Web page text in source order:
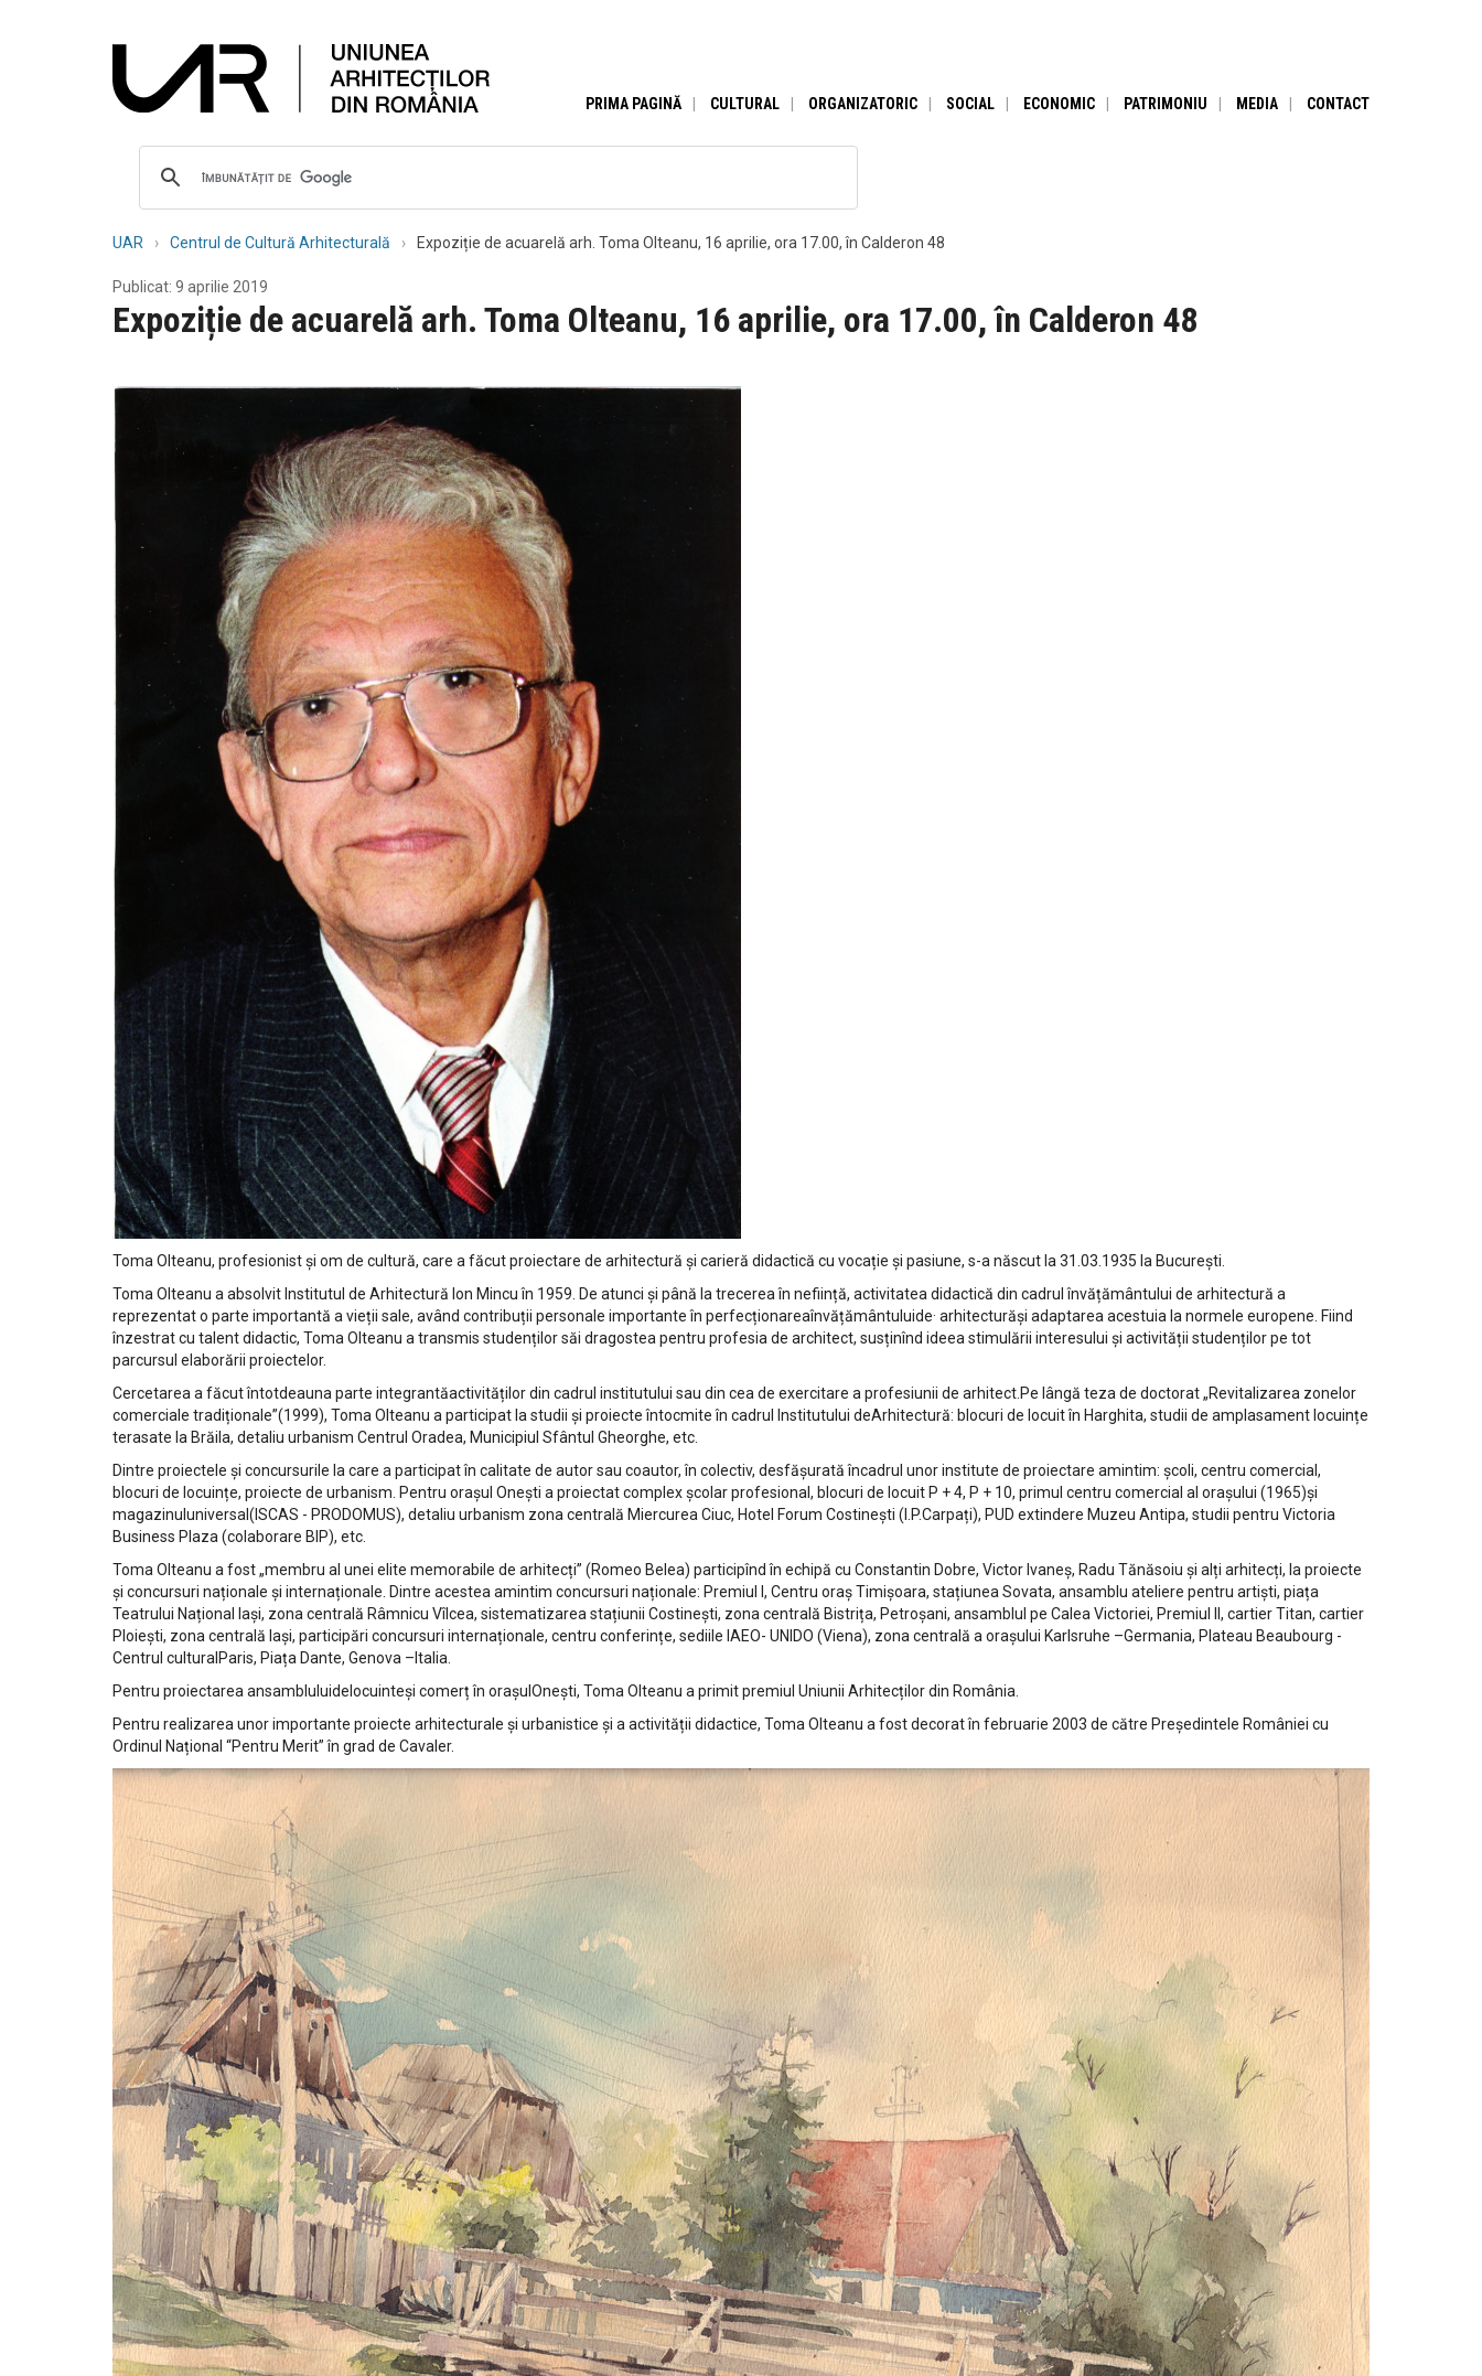
PRIMA PAGINĂ CULTURAL ORGANIZATORIC SOCIAL ECONOMIC PATRIMONIU MEDIA CONTACT
UAR Centrul de Cultură Arhitecturală Expoziție de acuarelă arh. Toma Olteanu, 16 aprilie, ora 17.00, în Calderon 48
Publicat: 9 aprilie 2019
Expoziție de acuarelă arh. Toma Olteanu, 16 aprilie, ora 17.00, în Calderon 48
Toma Olteanu, profesionist și om de cultură, care a făcut proiectare de arhitectură și carieră didactică cu vocație și pasiune, s-a născut la 31.03.1935 la București.
Toma Olteanu a absolvit Institutul de Arhitectură Ion Mincu în 1959. De atunci și până la trecerea în neființă, activitatea didactică din cadrul învățământului de arhitectură a
reprezentat o parte importantă a vieții sale, având contribuții personale importante în perfecționareaînvățământuluide· arhitecturăși adaptarea acestuia la normele europene. Fiind
înzestrat cu talent didactic, Toma Olteanu a transmis studenților săi dragostea pentru profesia de architect, susținînd ideea stimulării interesului și activității studenților pe tot
parcursul elaborării proiectelor.
Cercetarea a făcut întotdeauna parte integrantăactivităților din cadrul institutului sau din cea de exercitare a profesiunii de arhitect.Pe lângă teza de doctorat „Revitalizarea zonelor
comerciale tradiționale”(1999), Toma Olteanu a participat la studii și proiecte întocmite în cadrul Institutului deArhitectură: blocuri de locuit în Harghita, studii de amplasament locuințe
terasate la Brăila, detaliu urbanism Centrul Oradea, Municipiul Sfântul Gheorghe, etc.
Dintre proiectele și concursurile la care a participat în calitate de autor sau coautor, în colectiv, desfășurată încadrul unor institute de proiectare amintim: școli, centru comercial,
blocuri de locuințe, proiecte de urbanism. Pentru orașul Onești a proiectat complex școlar profesional, blocuri de locuit P + 4, P + 10, primul centru comercial al orașului (1965)și
magazinuluniversal(ISCAS - PRODOMUS), detaliu urbanism zona centrală Miercurea Ciuc, Hotel Forum Costinești (I.P.Carpați), PUD extindere Muzeu Antipa, studii pentru Victoria
Business Plaza (colaborare BIP), etc.
Toma Olteanu a fost „membru al unei elite memorabile de arhitecți” (Romeo Belea) participînd în echipă cu Constantin Dobre, Victor Ivaneș, Radu Tănăsoiu și alți arhitecți, la proiecte
și concursuri naționale și internaționale. Dintre acestea amintim concursuri naționale: Premiul I, Centru oraș Timișoara, stațiunea Sovata, ansamblu ateliere pentru artiști, piața
Teatrului Național Iași, zona centrală Râmnicu Vîlcea, sistematizarea stațiunii Costinești, zona centrală Bistrița, Petroșani, ansamblul pe Calea Victoriei, Premiul II, cartier Titan, cartier
Ploiești, zona centrală Iași, participări concursuri internaționale, centru conferințe, sediile IAEO- UNIDO (Viena), zona centrală a orașului Karlsruhe –Germania, Plateau Beaubourg -
Centrul culturalParis, Piața Dante, Genova –Italia.
Pentru proiectarea ansambluluidelocuinteși comerț în orașulOnești, Toma Olteanu a primit premiul Uniunii Arhitecților din România.
Pentru realizarea unor importante proiecte arhitecturale și urbanistice și a activității didactice, Toma Olteanu a fost decorat în februarie 2003 de către Președintele României cu
Ordinul Național “Pentru Merit” în grad de Cavaler.